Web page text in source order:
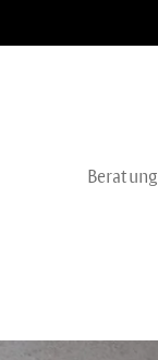
Beratung